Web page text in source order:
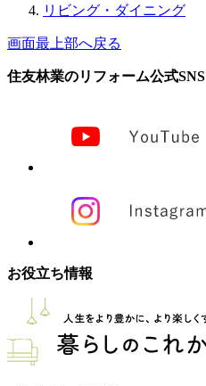
リビング・ダイニング
画面最上部へ戻る
住友林業のリフォーム公式SNS
お役立ち情報